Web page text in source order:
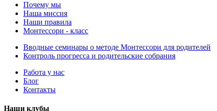
Почему мы
Наша миссия
Наши правила
Монтессори - класс
Вводные семинары о методе Монтессори для родителей
Контроль прогресса и родительские собрания
Работа у нас
Блог
Контакты
Наши клубы